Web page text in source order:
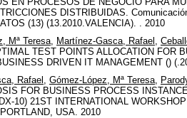
DISTRIBUIDAS.
(13) (13.2010.VALENCIA). . 2010
Mª Teresa, Martínez-Gasca, Rafael ,
TEST POINTS ALLOCATION FOR
DRIVEN IT MANAGEMENT ()
Rafael , Gómez-López, Mª Teresa,
FOR BUSINESS PROCESS
10) 21ST INTERNATIONAL
USA. 2010